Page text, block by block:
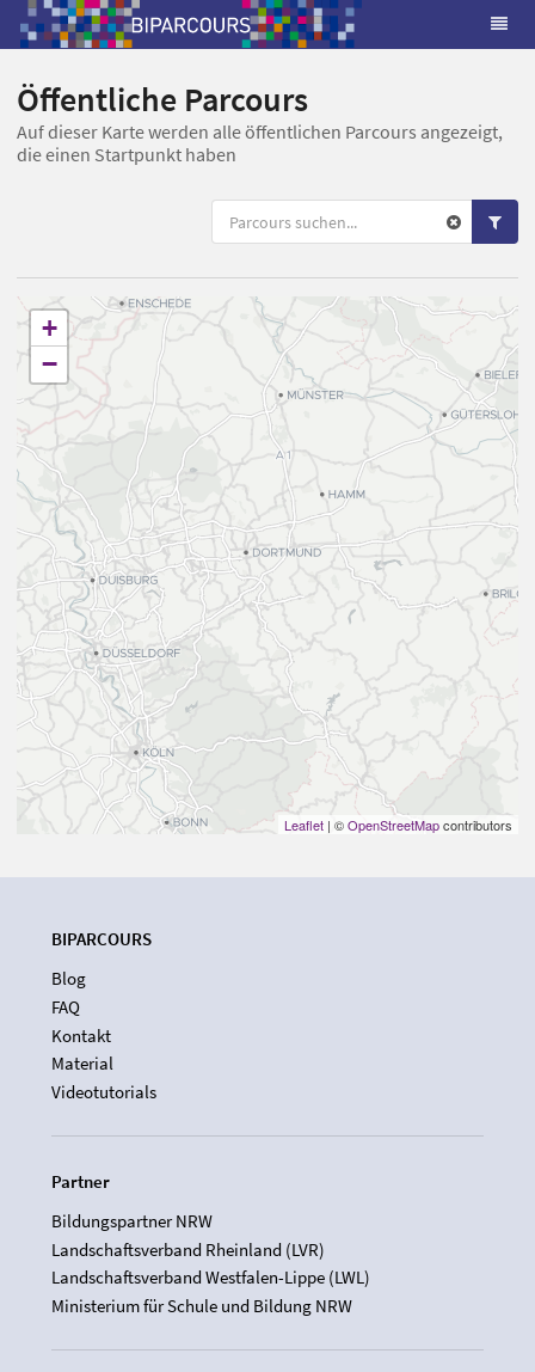
Öffentliche Parcours
Auf dieser Karte werden alle öffentlichen Parcours angezeigt,
die einen Startpunkt haben
+
−
Leaflet | ©OpenStreetMapcontributors
BIPARCOURS
Blog
FAQ
Kontakt
Material
Videotutorials
Partner
Bildungspartner NRW
Landschaftsverband Rheinland (LVR)
Landschaftsverband Westfalen-Lippe (LWL)
Ministerium für Schule und Bildung NRW